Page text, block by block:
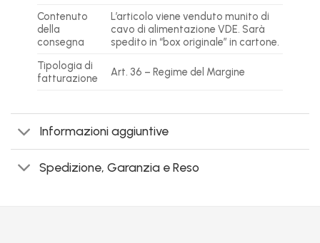
Contenuto
della
consegna
L’articolo viene venduto munito di
cavo di alimentazione VDE. Sarà
spedito in “box originale” in cartone.
Tipologia di
fatturazione
Art. 36 – Regime del Margine
Informazioni aggiuntive
Spedizione, Garanzia e Reso